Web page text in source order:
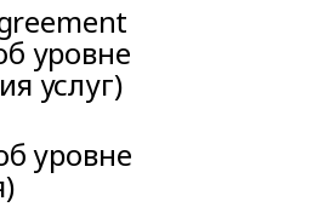
уровне
услуг)
уровне